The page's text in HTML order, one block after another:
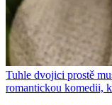
Tuhle dvojici prostě
romantickou komedii,